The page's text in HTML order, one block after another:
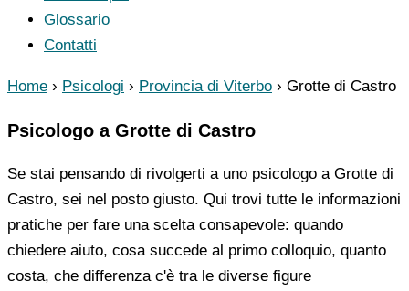
Glossario
Contatti
Home › Psicologi › Provincia di Viterbo › Grotte di Castro
Psicologo a Grotte di Castro
Se stai pensando di rivolgerti a uno psicologo a Grotte di
Castro, sei nel posto giusto. Qui trovi tutte le informazioni
pratiche per fare una scelta consapevole: quando
chiedere aiuto, cosa succede al primo colloquio, quanto
costa, che differenza c'è tra le diverse figure